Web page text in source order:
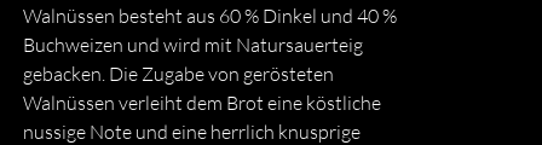
Walnüssen besteht aus 60 % Dinkel und 40 %
Buchweizen und wird mit Natursauerteig
gebacken. Die Zugabe von gerösteten
Walnüssen verleiht dem Brot eine köstliche
nussige Note und eine herrlich knusprige